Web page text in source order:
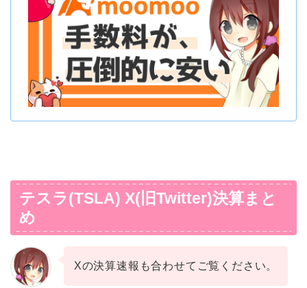
テスラ(TSLA) X(旧Twitter)決算まと
め
Xの決算速報も合わせてご覧ください。